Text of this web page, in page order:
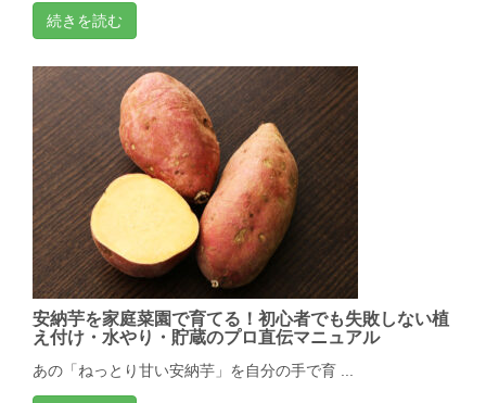
続きを読む
安納芋を家庭菜園で育てる！初心者でも失敗しない植
え付け・水やり・貯蔵のプロ直伝マニュアル
あの「ねっとり甘い安納芋」を自分の手で育 ...